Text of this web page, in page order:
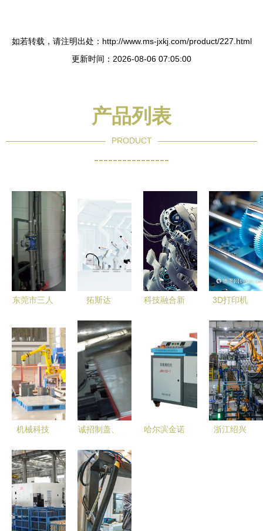
如若转载，请注明出处：http://www.ms-jxkj.com/product/227.html
更新时间：2026-08-06 07:05:00
产品列表
PRODUCT
----------------
东莞市三人
节水设备产
品列表
拓斯达
服”回馈客
户，推出服
务套餐优惠
与产品方案
助力企业保
产抗疫
科技融合新
码产品的机
械交响
3D打印机
精密机械科
技的微型引
擎
机械科技
业的核心力
量
诚招制盖、
青岛冲床用
自动送料机
区域代理商
价格、厂家
哈尔滨金诺
浙江绍兴